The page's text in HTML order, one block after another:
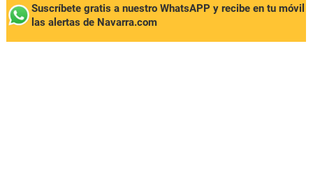
Suscríbete gratis a nuestro WhatsAPP y recibe en tu móvil
las alertas de Navarra.com